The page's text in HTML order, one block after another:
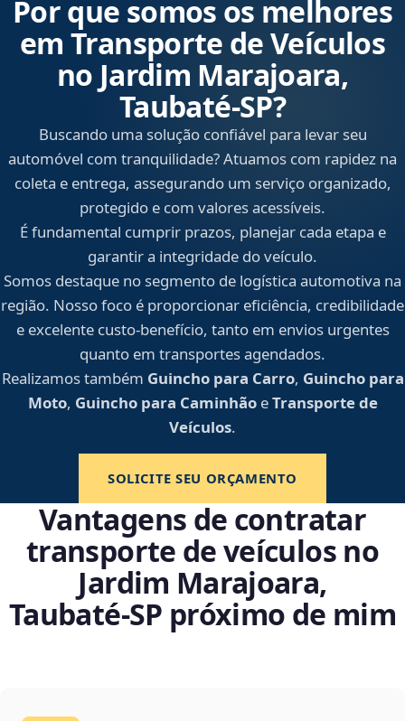
Por que somos os melhores
em Transporte de Veículos
no Jardim Marajoara,
Taubaté‑SP?
Buscando uma solução confiável para levar seu
automóvel com tranquilidade? Atuamos com rapidez na
coleta e entrega, assegurando um serviço organizado,
protegido e com valores acessíveis.
É fundamental cumprir prazos, planejar cada etapa e
garantir a integridade do veículo.
Somos destaque no segmento de logística automotiva na
região. Nosso foco é proporcionar eficiência, credibilidade
e excelente custo-benefício, tanto em envios urgentes
quanto em transportes agendados.
Realizamos também Guincho para Carro, Guincho para
Moto, Guincho para CaminhãoeTransporte de
Veículos.
SOLICITE SEU ORÇAMENTO
Vantagens de contratar
transporte de veículos no
Jardim Marajoara,
Taubaté‑SP próximo de mim